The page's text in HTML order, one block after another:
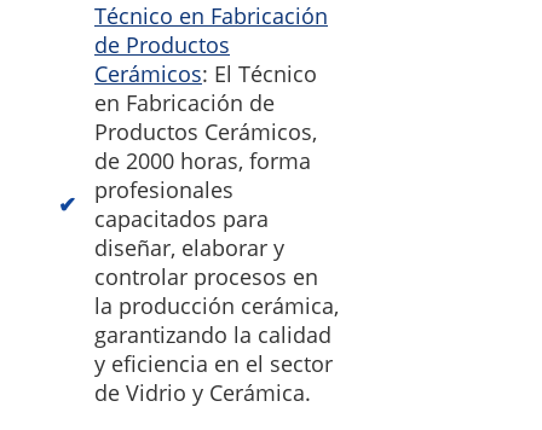
Técnico en Fabricación
de Productos
Cerámicos: El Técnico
en Fabricación de
Productos Cerámicos,
de 2000 horas, forma
profesionales
capacitados para
diseñar, elaborar y
controlar procesos en
la producción cerámica,
garantizando la calidad
y eficiencia en el sector
de Vidrio y Cerámica.